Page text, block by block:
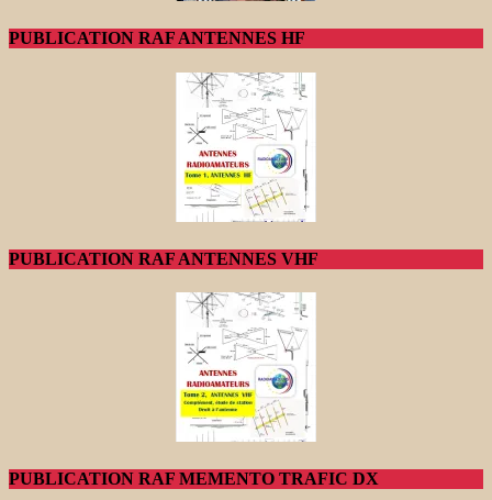
PUBLICATION RAF ANTENNES HF
PUBLICATION RAF ANTENNES VHF
PUBLICATION RAF MEMENTO TRAFIC DX